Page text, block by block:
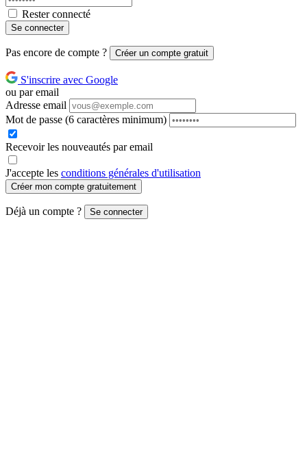
Rester connecté
Se connecter
Pas encore de compte ? Créer un compte gratuit
S'inscrire avec Google
ou par email
Adresse email
Mot de passe (6 caractères minimum)
Recevoir les nouveautés par email
J'accepte les conditions générales d'utilisation
Créer mon compte gratuitement
Déjà un compte ? Se connecter